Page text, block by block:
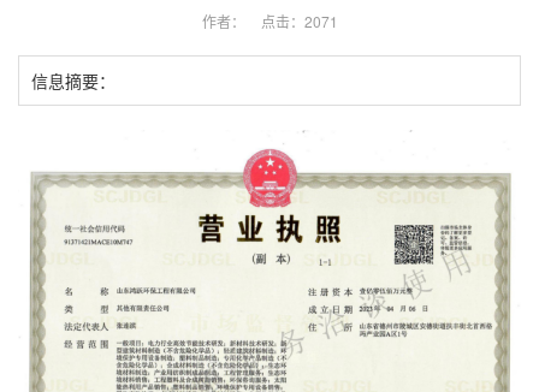
作者： 点击：2071
信息摘要：